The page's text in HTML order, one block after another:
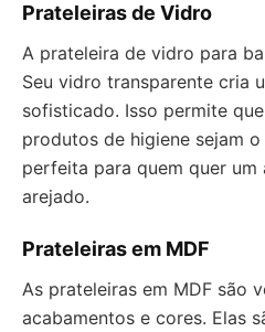
Prateleiras de Vidro
A prateleira de vidro para
Seu vidro transparente cria
sofisticado. Isso permite
produtos de higiene sejam
perfeita para quem quer um
arejado.
Prateleiras em MDF
As prateleiras em MDF são
acabamentos e cores. Elas